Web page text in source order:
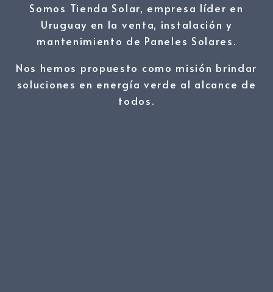
Somos Tienda Solar, empresa líder en
Uruguay en la venta, instalación y
mantenimiento de Paneles Solares.
Nos hemos propuesto como misión brindar
soluciones en energía verde al alcance de
todos.